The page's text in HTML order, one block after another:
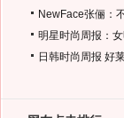
NewFace张俪：
明星时尚周报：
日韩时尚周报 好